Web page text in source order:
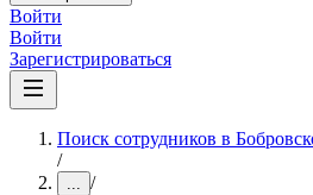
Войти
Войти
Зарегистрироваться
Поиск сотрудников в
/
... /